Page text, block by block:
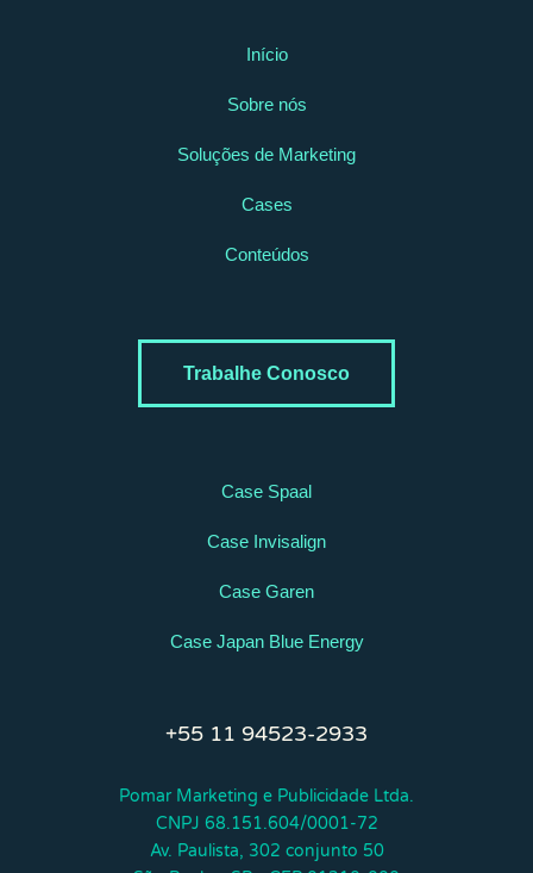
Início
Sobre nós
Soluções de Marketing
Cases
Conteúdos
Trabalhe Conosco
Case Spaal
Case Invisalign
Case Garen
Case Japan Blue Energy
+55 11 94523-2933
Pomar Marketing e Publicidade Ltda.
CNPJ 68.151.604/0001-72
Av. Paulista, 302 conjunto 50